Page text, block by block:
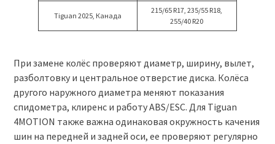
Tiguan 2025, Канада
215/65 R17, 235/55 R18,
255/40 R20
При замене колёс проверяют диаметр, ширину, вылет,
разболтовку и центральное отверстие диска. Колёса
другого наружного диаметра меняют показания
спидометра, клиренс и работу ABS/ESC. Для Tiguan
4MOTION также важна одинаковая окружность качения
шин на передней и задней оси, ее проверяют регулярно